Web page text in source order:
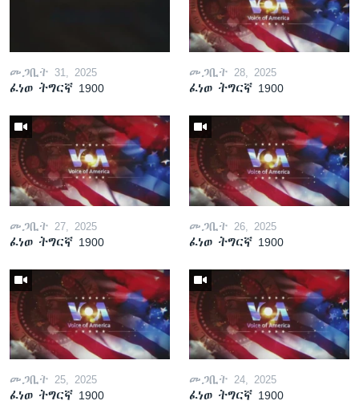
መጋቢት 31, 2025
ፈነወ ትግርኛ 1900
መጋቢት 28, 2025
ፈነወ ትግርኛ 1900
መጋቢት 27, 2025
ፈነወ ትግርኛ 1900
መጋቢት 26, 2025
ፈነወ ትግርኛ 1900
መጋቢት 25, 2025
ፈነወ ትግርኛ 1900
መጋቢት 24, 2025
ፈነወ ትግርኛ 1900